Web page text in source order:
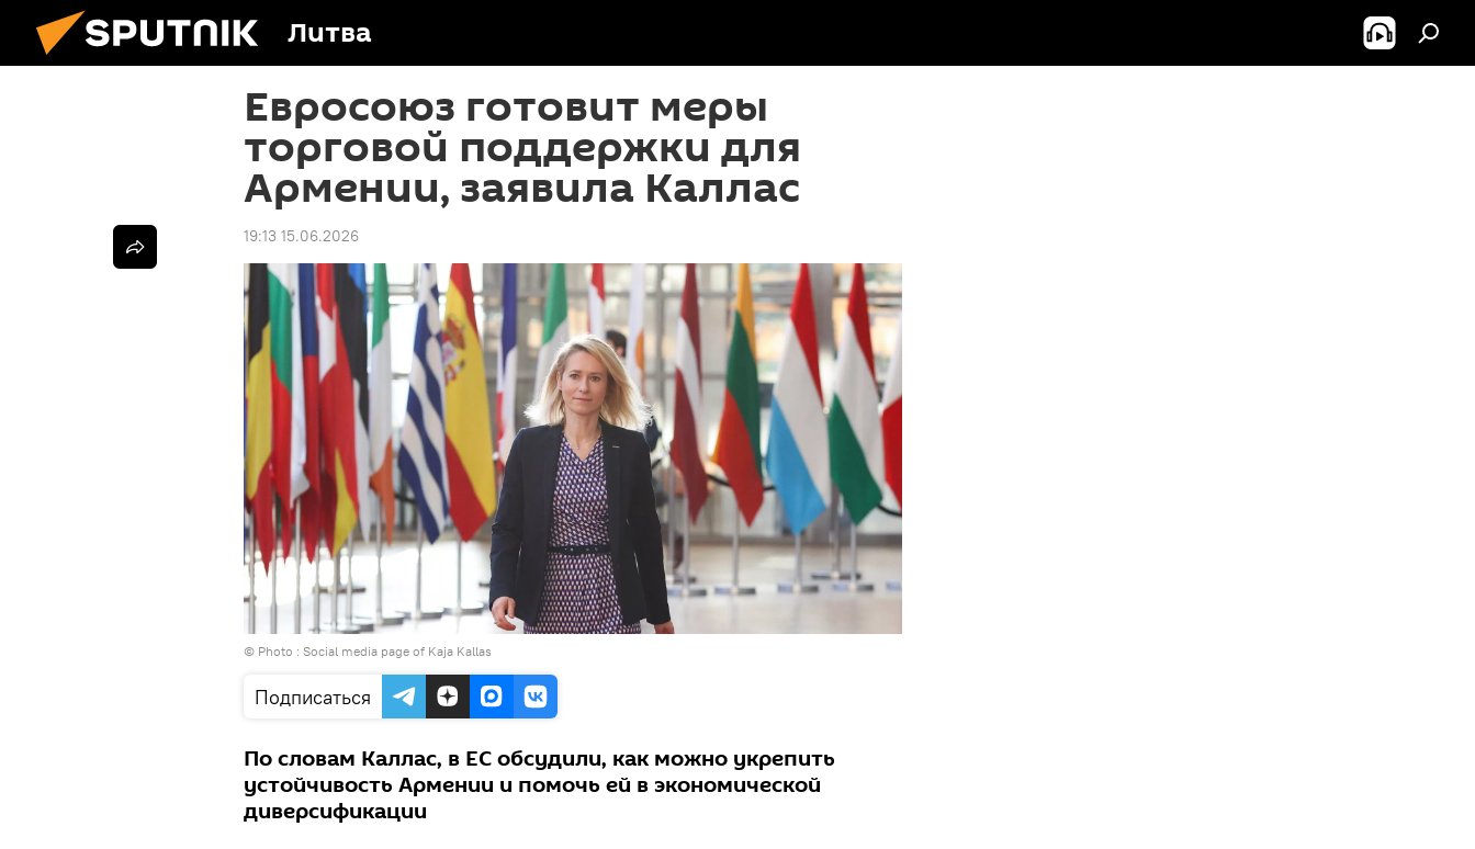
Литва
Евросоюз готовит меры
торговой поддержки для
Армении, заявила Каллас
19:13 15.06.2026
© Photo : Social media page of Kaja Kallas
Подписаться
По словам Каллас, в ЕС обсудили, как можно укрепить
устойчивость Армении и помочь ей в экономической
диверсификации